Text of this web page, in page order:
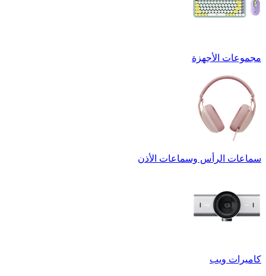
مجموعات الأجهزة
سماعات الرأس وسماعات الأذن
كاميرات ويب